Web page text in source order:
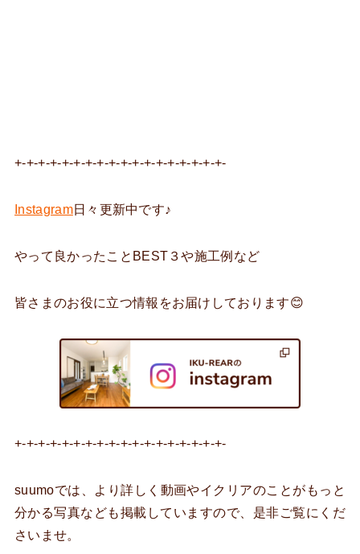
+-+-+-+-+-+-+-+-+-+-+-+-+-+-+-+-+-+-
Instagram日々更新中です♪
やって良かったことBEST３や施工例など
皆さまのお役に立つ情報をお届けしております😊
+-+-+-+-+-+-+-+-+-+-+-+-+-+-+-+-+-+-
suumoでは、より詳しく動画やイクリアのことがもっと
分かる写真なども掲載していますので、是非ご覧にくだ
さいませ。